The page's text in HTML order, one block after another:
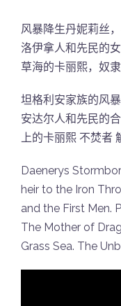
风暴降生丹妮莉丝
洛伊拿人和先民的
草海的卡丽熙，奴
坦格利安家族的风
安达尔人和先民的
上的卡丽熙 不焚者
Daenerys
heir to the Iron
and the First Men.
The Mother of
Grass Sea. The